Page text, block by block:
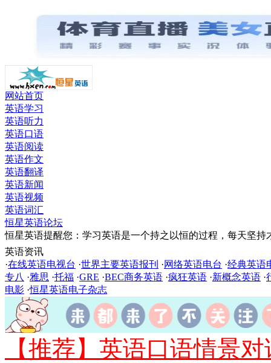
网站首页
英语学习
英语听力
英语口语
英语阅读
英语作文
英语翻译
英语新闻
英语视频
英语词汇
恒星英语论坛
恒星英语提醒您：学习英语是一个持之以恒的过程，每天坚持
英语资讯
·在线英语电视台 ·世界主要英语报刊 ·网络英语电台 ·经典英语
专八 ·雅思 ·托福 ·GRE ·BEC商务英语 ·疯狂英语 ·新概念英语 ·
电影 ·恒星英语电子杂志
【推荐】英语口语情景对